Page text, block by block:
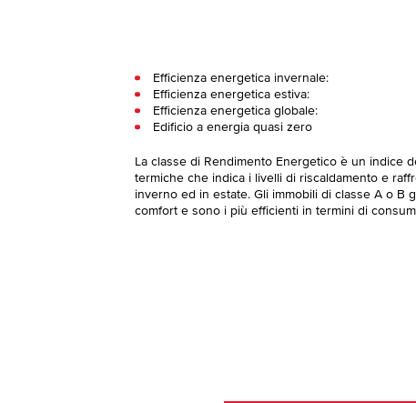
Efficienza energetica invernale:
Efficienza energetica estiva:
Efficienza energetica globale:
Edificio a energia quasi zero
La classe di Rendimento Energetico è un indice
termiche che indica i livelli di riscaldamento e
inverno ed in estate. Gli immobili di classe A o B
comfort e sono i più efficienti in termini di